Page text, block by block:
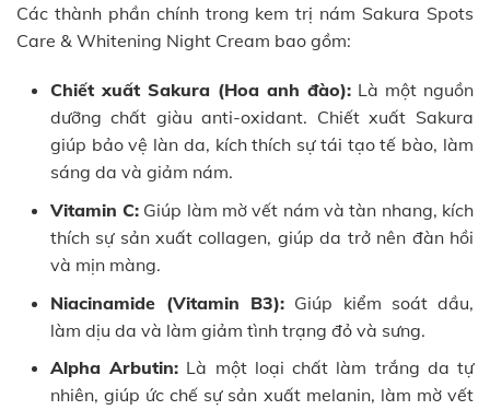
Các thành phần chính trong kem trị nám Sakura Spots
Care & Whitening Night Cream bao gồm:
Chiết xuất Sakura (Hoa anh đào):Là một nguồn
dưỡng chất giàu anti-oxidant. Chiết xuất Sakura
giúp bảo vệ làn da, kích thích sự tái tạo tế bào, làm
sáng da và giảm nám.
Vitamin C: Giúp làm mờ vết nám và tàn nhang, kích
thích sự sản xuất collagen, giúp da trở nên đàn hồi
và mịn màng.
Niacinamide (Vitamin B3): Giúp kiểm soát dầu,
làm dịu da và làm giảm tình trạng đỏ và sưng.
Alpha Arbutin: Là một loại chất làm trắng da tự
nhiên, giúp ức chế sự sản xuất melanin, làm mờ vết